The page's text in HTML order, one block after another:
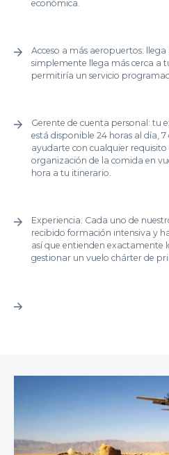
económica.
Acceso a más aeropuertos:
simplemente llega más cerca a
permitiría un servicio
Gerente de cuenta personal: tu
está disponible 24 horas al día,
ayudarte con cualquier requisito
organización de la comida en
hora a tu itinerario.
Experiencia: Cada uno de
recibido formación intensiva y
así que entienden exactamente
gestionar un vuelo chárter de